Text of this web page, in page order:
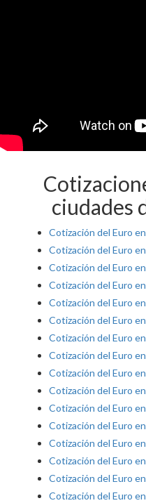
ciudades
Cotización del Euro
Cotización del Euro
Cotización del Euro
Cotización del Euro
Cotización del Euro
Cotización del Euro
Cotización del Euro
Cotización del Euro
Cotización del Euro
Cotización del Euro
Cotización del Euro
Cotización del Euro
Cotización del Euro
Cotización del Euro
Cotización del Euro
Cotización del Euro